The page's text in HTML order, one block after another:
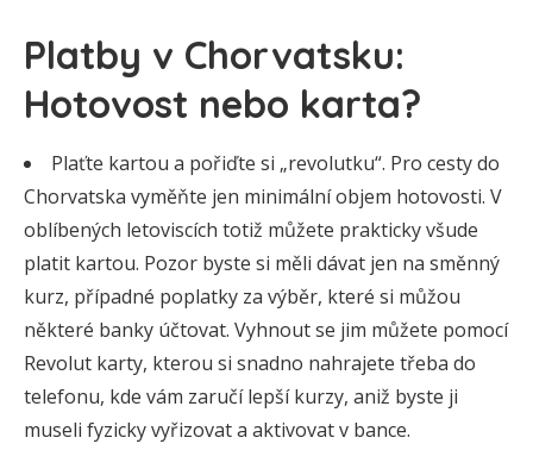
Platby v Chorvatsku:
Hotovost nebo karta?
Plaťte kartou a pořiďte si „revolutku“. Pro cesty do
Chorvatska vyměňte jen minimální objem hotovosti. V
oblíbených letoviscích totiž můžete prakticky všude
platit kartou. Pozor byste si měli dávat jen na směnný
kurz, případné poplatky za výběr, které si můžou
některé banky účtovat. Vyhnout se jim můžete pomocí
Revolut karty, kterou si snadno nahrajete třeba do
telefonu, kde vám zaručí lepší kurzy, aniž byste ji
museli fyzicky vyřizovat a aktivovat v bance.